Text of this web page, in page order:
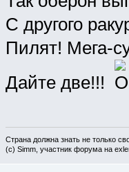
С другого
Пилят! Мега-
Дайте две!!!
Страна должна знать не только
(c) Simm, участник форума на